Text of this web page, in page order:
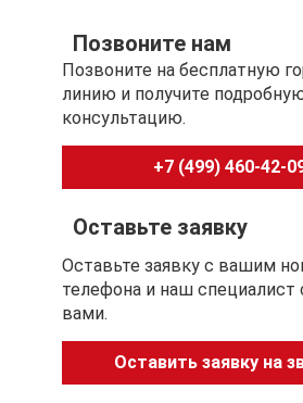
Позвоните нам
Позвоните на бесплатную
линию и получите
консультацию.
+7 (499) 460-42-
Оставьте заявку
Оставьте заявку с вашим
телефона и наш специалист
вами.
Оставить заявку на